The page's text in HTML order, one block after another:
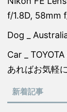
f/1.8D, 58mm
Dog _
Car _
あればお気軽
新着記事